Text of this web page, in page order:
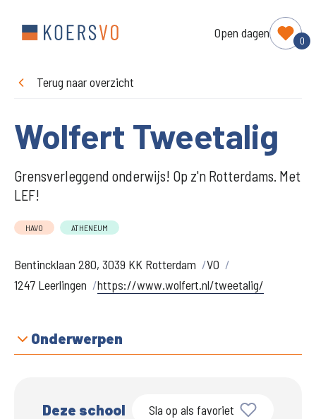
Open dagen
0
Terug naar overzicht
Wolfert Tweetalig
Grensverleggend onderwijs! Op z'n Rotterdams. Met
LEF!
HAVO ATHENEUM
Bentincklaan 280, 3039 KK Rotterdam
VO
1247 Leerlingen
https://www.wolfert.nl/tweetalig/
Onderwerpen
Deze school Sla op als favoriet